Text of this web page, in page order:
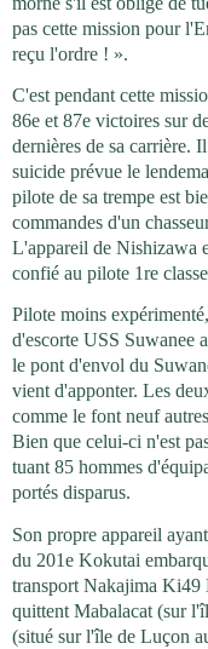
pas cette mission pour
reçu l'ordre ! ».
C'est pendant cette
86e et 87e victoires sur
dernières de sa carrière.
suicide prévue le
pilote de sa trempe est
commandes d'un
L'appareil de Nishizawa
confié au pilote 1re
Pilote moins
d'escorte USS Suwanee
le pont d'envol du
vient d'apponter. Les
comme le font neuf
Bien que celui-ci n'est
tuant 85 hommes
portés disparus.
Son propre appareil
du 201e Kokutai
transport Nakajima Ki49
quittent Mabalacat (sur
(situé sur l'île de Luçon